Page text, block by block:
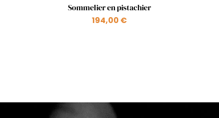
Aperçu rapide
Sommelier en pistachier
194,00 €